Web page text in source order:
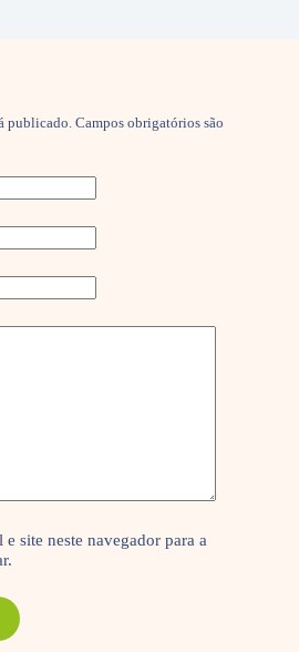
publicado. Campos obrigatórios são
site neste navegador para a